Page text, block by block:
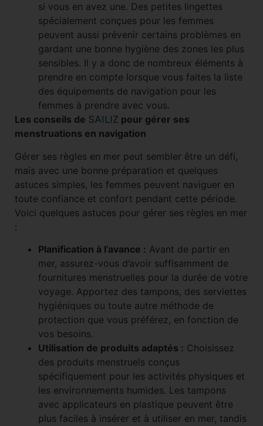
si vous en avez une. Des petites lingettes
spécialement conçues pour les femmes
peuvent aussi prévenir certains problèmes en
gardant une bonne hygiène des zones les plus
sensibles. Il y a donc de nombreux éléments à
prendre en compte lorsque vous faites la liste
des équipements de navigation pour les
femmes à prendre avec vous.
Les conseils de SAILIZ pour gérer ses
menstruations en navigation
Gérer ses règles en mer peut sembler être un défi,
mais avec une bonne préparation et quelques
astuces simples, les femmes peuvent naviguer en
toute confiance et confort pendant cette période.
Voici quelques astuces pour gérer ses règles en mer
:
Planification à l’avance : Avant de partir en
mer, assurez-vous d’avoir suffisamment de
fournitures menstruelles pour la durée de votre
voyage. Apportez des tampons, des serviettes
hygiéniques ou toute autre méthode de
protection que vous préférez, en fonction de
vos besoins.
Utilisation de produits adaptés : Choisissez
des produits menstruels conçus
spécifiquement pour les activités physiques et
les environnements humides. Les tampons
avec applicateurs en plastique peuvent être
plus faciles à insérer et à utiliser en mer, tandis